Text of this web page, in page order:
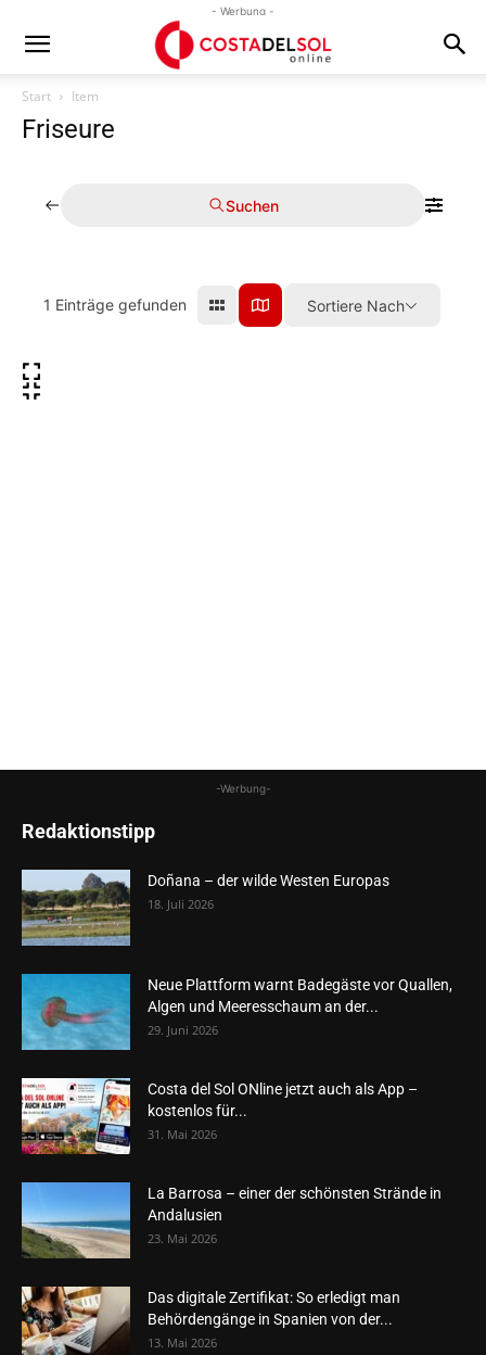
- Werbung -
Start Item
Friseure
Suchen
1 Einträge gefunden Sortiere Nach
-Werbung-
Redaktionstipp
Doñana – der wilde Westen Europas
18. Juli 2026
Neue Plattform warnt Badegäste vor Quallen,
Algen und Meeresschaum an der...
29. Juni 2026
Costa del Sol ONline jetzt auch als App –
kostenlos für...
31. Mai 2026
La Barrosa – einer der schönsten Strände in
Andalusien
23. Mai 2026
Das digitale Zertifikat: So erledigt man
Behördengänge in Spanien von der...
13. Mai 2026